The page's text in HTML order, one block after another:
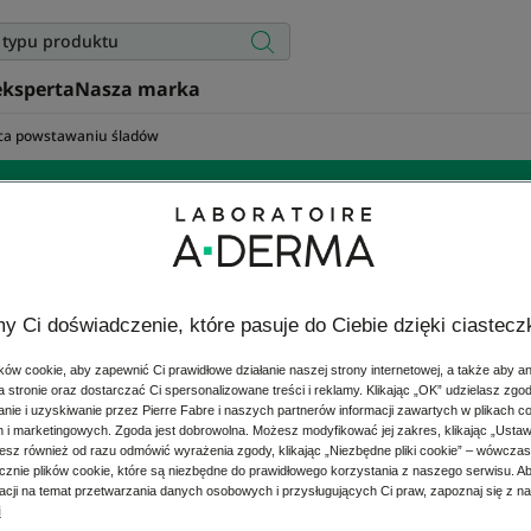
Nasza marka
powstawaniu śladów
twarzy
powstawaniu śladów
skórę i zmniejszyć ślady na twarzy (w tym
A-DERMA z owsem dermatologicznym Rhealba®
ekologicznych.
Ci doświadczenie, które pasuje do Ciebie dzięki
cookie, aby zapewnić Ci prawidłowe działanie naszej strony internetowej, a także aby
stronie oraz dostarczać Ci spersonalizowane treści i reklamy. Klikając „OK” udzielasz
i uzyskiwanie przez Pierre Fabre i naszych partnerów informacji zawartych w plikach
i marketingowych. Zgoda jest dobrowolna. Możesz modyfikować jej zakres, klikając
również od razu odmówić wyrażenia zgody, klikając „Niezbędne pliki cookie” –
plików cookie, które są niezbędne do prawidłowego korzystania z naszego serwisu.
na temat przetwarzania danych osobowych i przysługujących Ci praw, zapoznaj się z